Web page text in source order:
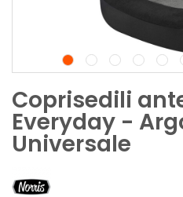
Coprisedili
Everyday -
Universale